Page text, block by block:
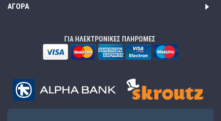
ΑΓΟΡΆ
ΓΙΑ ΗΛΕΚΤΡΟΝΙΚΕΣ ΠΛΗΡΩΜΕΣ